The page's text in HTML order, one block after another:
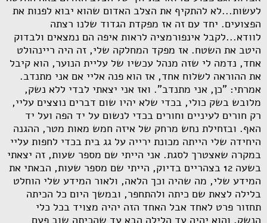
לעשות...לא להתקיף את הצלב האדום שהוא יבוא לפנות את
הפצועים. יחד עם זה אז מפקדת הגדוד שלנו רצתה
לוודא...לקבל אינפורמציה לראות איפה הם נמצאים ולבדוק
היטב את השטח. אז מפקד המחלקה שלי, זה היה ריינהולט
אחד, נדמה לי שזה מנהל עכשיו של עליית הנוער, הוא קיבל
את ההוראה לשלוח אחד, אז הוא פנה אליי אם אני מתנדב.
אמרתי: "כן, אני מתנדב". ואז אני יצאתי לבדי ללא נשק,
מלובש בשק כולי, בכדי שלא יהיו שום דברים נוצצים עליי,
רק חורים לעיניים וחורים בכדי לנשום על יד הפה ועל יד
האף. ובזחילת נחש מרחק של איזה חמש מאות מטר, ההגנה
היחידה שלי הייתה מכונת ירייה על גג בית בכדי לחפות עליי
במקרה שאצטרך לסגת. אני הייתי שם מספר שעות, זה יצאתי
בשעה 12 בצהריים בדיוק, הייתי שם מספר שעות, הבאתי את
המידע שלי, מה שהיה וכך הלאה, ולאור המידע שלי הוחלט
בלילה לצאת שם כיתה ולהתחפר, ובמשך היום כל הכיתה
תחזור פרט לאחד אבל האחד הזה יהיה מצויד בכל כלי
הנשק. והוא יהיה עד הלילה הבא עד שהכיתה שוב פעם